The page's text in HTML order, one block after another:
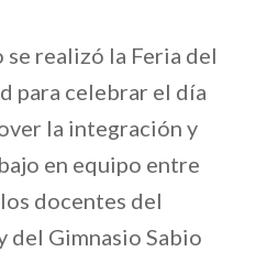
se realizó la Feria del
para celebrar el día
la integración y
en equipo entre
docentes del
del Gimnasio Sabio